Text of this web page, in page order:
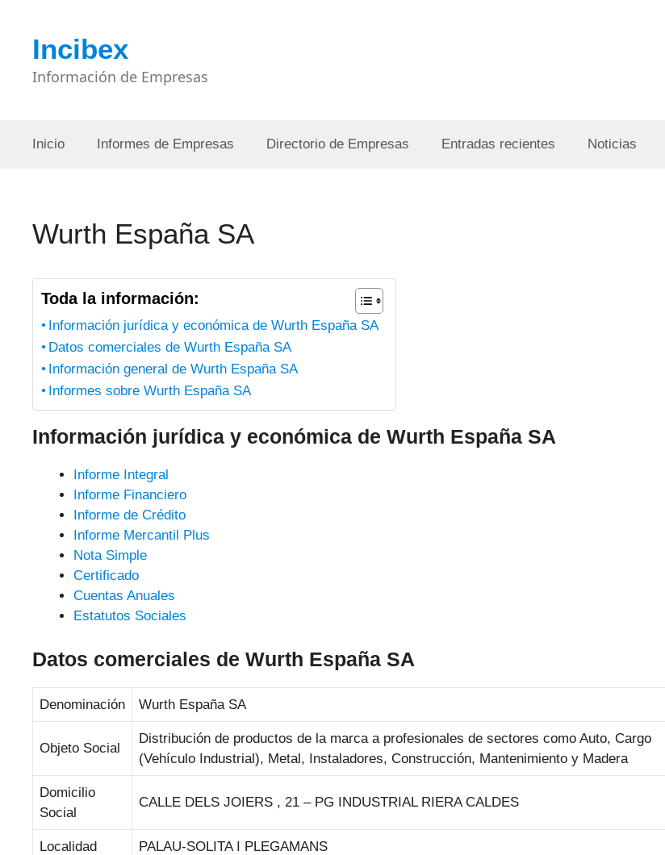
contenidoIncibex
Información de Empresas
Inicio Informes de Empresas Directorio de Empresas Entradas recientes Noticias
Wurth España SA
Toda la información:
Información jurídica y económica de Wurth España SA
Datos comerciales de Wurth España SA
Información general de Wurth España SA
Informes sobre Wurth España SA
Información jurídica y económica de Wurth España SA
Informe Integral
Informe Financiero
Informe de Crédito
Informe Mercantil Plus
Nota Simple
Certificado
Cuentas Anuales
Estatutos Sociales
Datos comerciales de Wurth España SA
Denominación Wurth España SA
Objeto Social
Distribución de productos de la marca a profesionales de sectores como Auto, Cargo
(Vehículo Industrial), Metal, Instaladores, Construcción, Mantenimiento y Madera
Domicilio
Social
CALLE DELS JOIERS , 21 – PG INDUSTRIAL RIERA CALDES
Localidad PALAU-SOLITA I PLEGAMANS